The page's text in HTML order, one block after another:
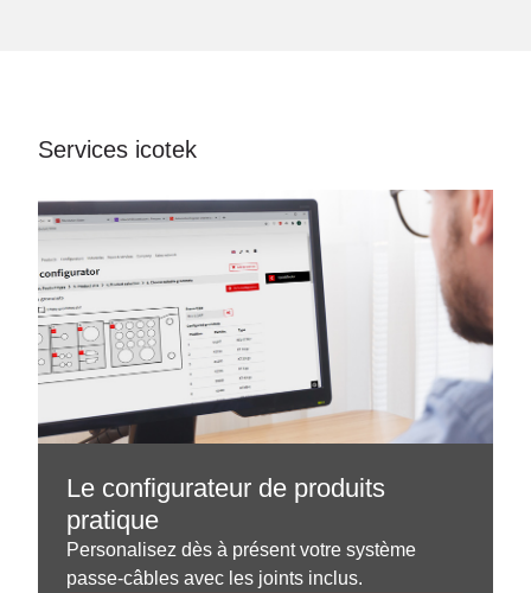
Services icotek
Le configurateur de produits
pratique
Personalisez dès à présent votre système
passe-câbles avec les joints inclus.